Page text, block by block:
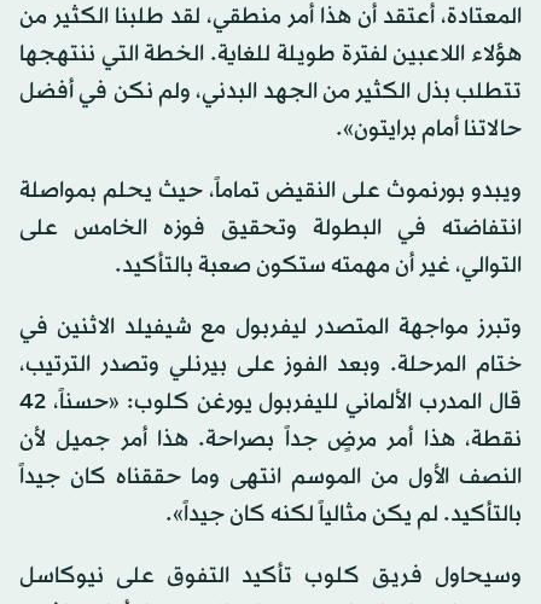
المعتادة، أعتقد أن هذا أمر منطقي، لقد طلبنا الكثير من
هؤلاء اللاعبين لفترة طويلة للغاية. الخطة التي ننتهجها
تتطلب بذل الكثير من الجهد البدني، ولم نكن في أفضل
حالاتنا أمام برايتون».
ويبدو بورنموث على النقيض تماماً، حيث يحلم بمواصلة
انتفاضته في البطولة وتحقيق فوزه الخامس على
التوالي، غير أن مهمته ستكون صعبة بالتأكيد.
وتبرز مواجهة المتصدر ليفربول مع شيفيلد الاثنين في
ختام المرحلة. وبعد الفوز على بيرنلي وتصدر الترتيب،
قال المدرب الألماني لليفربول يورغن كلوب: «حسناً، 42
نقطة، هذا أمر مرضٍ جداً بصراحة. هذا أمر جميل لأن
النصف الأول من الموسم انتهى وما حققناه كان جيداً
بالتأكيد. لم يكن مثالياً لكنه كان جيداً».
وسيحاول فريق كلوب تأكيد التفوق على نيوكاسل